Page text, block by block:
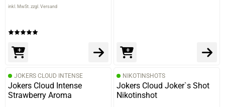
inkl. MwSt. zzgl. Versand
JOKERS CLOUD INTENSE
Jokers Cloud Intense
Strawberry Aroma
NIKOTINSHOTS
Jokers Cloud Joker`s Shot
Nikotinshot